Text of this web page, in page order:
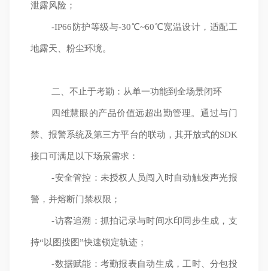
泄露风险；
-IP66防护等级与-30℃~60℃宽温设计，适配工
地露天、粉尘环境。
二、不止于考勤：从单一功能到全场景闭环
四维慧眼的产品价值远超出勤管理。通过与门
禁、报警系统及第三方平台的联动，其开放式的SDK
接口可满足以下场景需求：
-安全管控：未授权人员闯入时自动触发声光报
警，并熔断门禁权限；
-访客追溯：抓拍记录与时间水印同步生成，支
持“以图搜图”快速锁定轨迹；
-数据赋能：考勤报表自动生成，工时、分包投